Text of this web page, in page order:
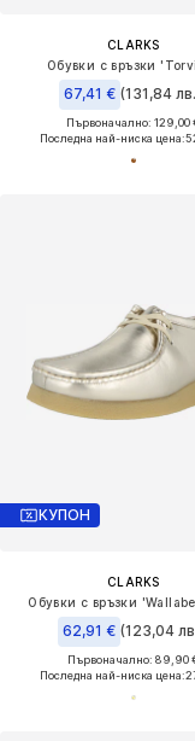
CLARKS
Обувки с връзки
67,41 € (131,84
Първоначално: 129,00
Последна най-ниска цена:
КУПОН
CLARKS
Обувки с връзки
62,91 € (123,04
Първоначално: 89,90
Последна най-ниска цена: